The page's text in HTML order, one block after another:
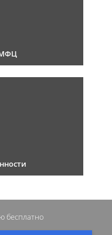
МФЦ
бесплатно